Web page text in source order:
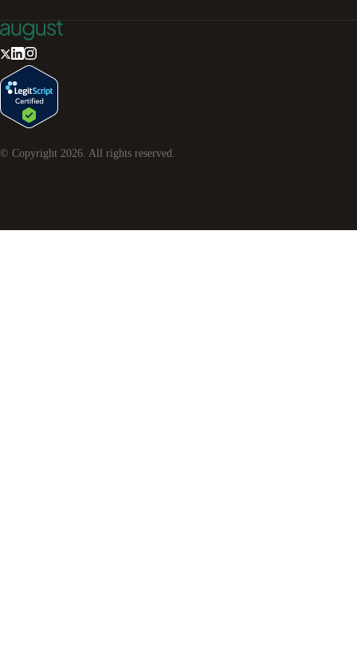
© Copyright 2026 . All rights reserved.